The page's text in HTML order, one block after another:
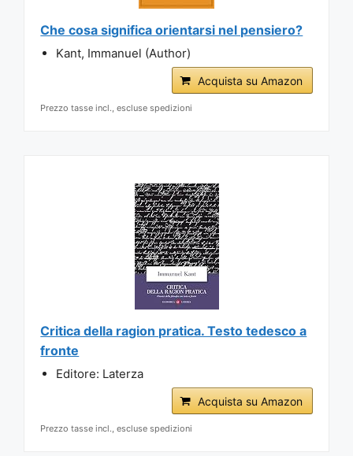
Che cosa significa orientarsi nel pensiero?
Kant, Immanuel (Author)
Acquista su Amazon
Prezzo tasse incl., escluse spedizioni
Critica della ragion pratica. Testo tedesco a
fronte
Editore: Laterza
Acquista su Amazon
Prezzo tasse incl., escluse spedizioni